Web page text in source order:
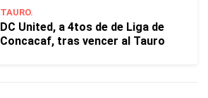
TAURO.
DC United, a 4tos de de Liga de
Concacaf, tras vencer al Tauro